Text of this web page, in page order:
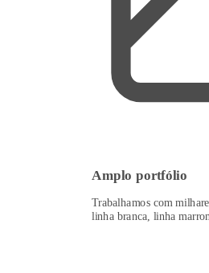
Amplo portfólio
Trabalhamos com
linha branca, linha